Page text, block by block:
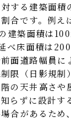
する建築面積
合です。例え
建築面積は
べ床面積は
面道路幅員に
限（日影規制
の天井高さや
らずに設計す
合があるため